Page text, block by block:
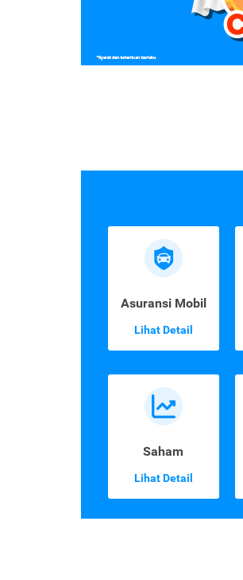
Asuransi Mobil
Lihat Detail
Saham
Lihat Detail